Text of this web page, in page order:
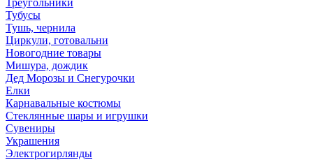
Треугольники
Тубусы
Тушь, чернила
Циркули, готовальни
Новогодние товары
Мишура, дождик
Дед Морозы и Снегурочки
Елки
Карнавальные костюмы
Стеклянные шары и игрушки
Сувениры
Украшения
Электрогирлянды